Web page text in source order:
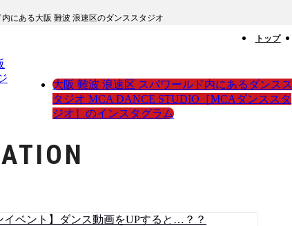
にある大阪 難波 浪速区のダンススタジオ
トップ
大阪 難波 浪速区 スパワールド内にあるダンスス
タジオ MCA DANCE STUDIO［MCAダンススタ
ジオ］のインスタグラム